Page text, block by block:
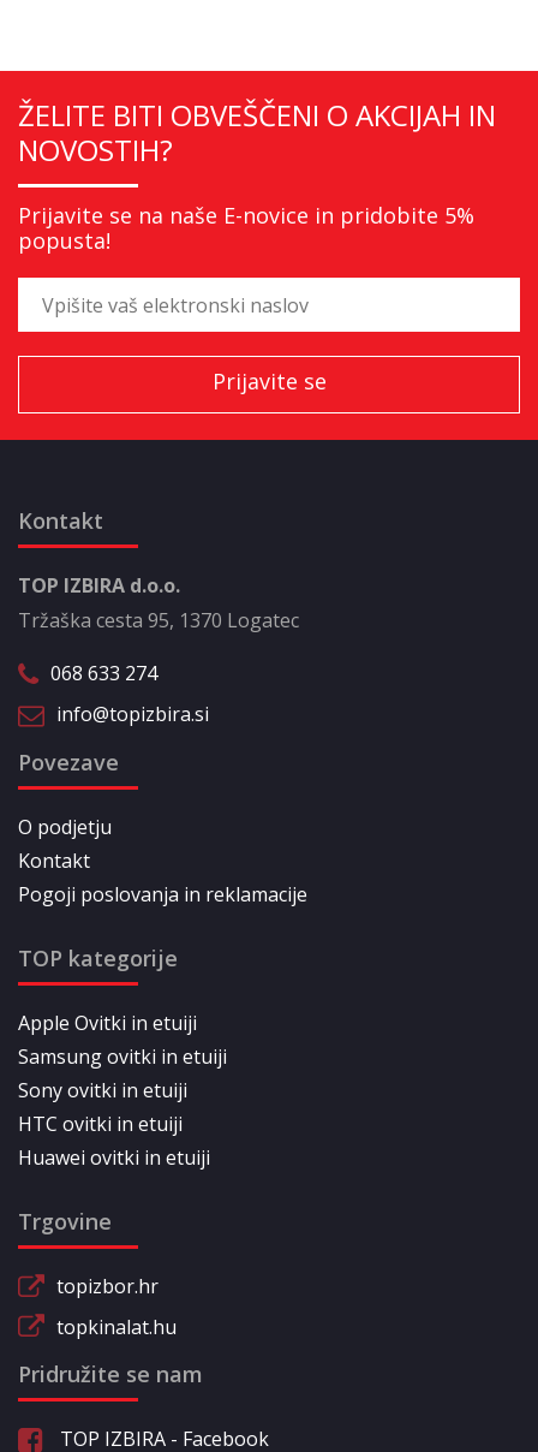
ŽELITE BITI OBVEŠČENI O AKCIJAH IN
NOVOSTIH?
Prijavite se na naše E-novice in pridobite 5%
popusta!
Kontakt
TOP IZBIRA d.o.o.
Tržaška cesta 95, 1370 Logatec
068 633 274
info@topizbira.si
Povezave
O podjetju
Kontakt
Pogoji poslovanja in reklamacije
TOP kategorije
Apple Ovitki in etuiji
Samsung ovitki in etuiji
Sony ovitki in etuiji
HTC ovitki in etuiji
Huawei ovitki in etuiji
Trgovine
topizbor.hr
topkinalat.hu
Pridružite se nam
TOP IZBIRA - Facebook